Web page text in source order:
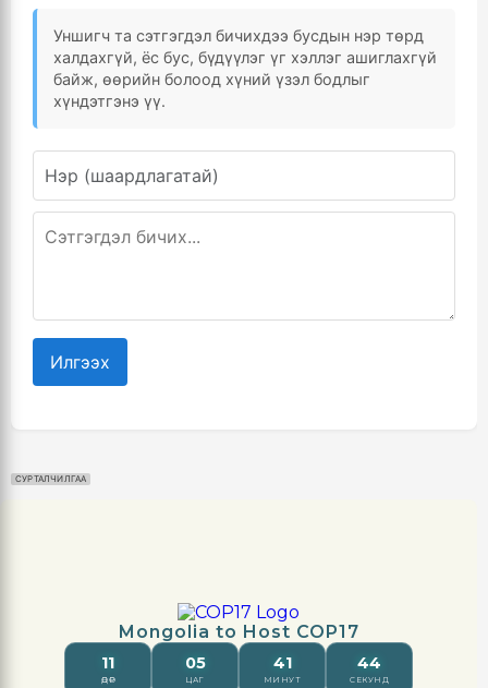
Уншигч та сэтгэгдэл бичихдээ бусдын нэр төрд
халдахгүй, ёс бус, бүдүүлэг үг хэллэг ашиглахгүй
байж, өөрийн болоод хүний үзэл бодлыг
хүндэтгэнэ үү.
Илгээх
СУРТАЛЧИЛГАА